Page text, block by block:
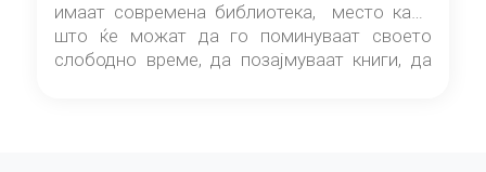
имаат современа библиотека, место каде
што ќе можат да го поминуваат своето
слободно време, да позајмуваат книги, да